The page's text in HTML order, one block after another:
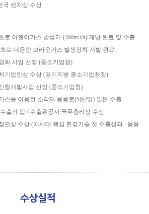
국 벤처상 수상
로 이앤이가스 발생기 (300m3/h) 개발 완료 및 수출
로 대용량 브라운가스 발생장치 개발 완료
화 사업 선정 (중소기업청)
기업인상 수상 (경기지방 중소기업청장)
형개발사업 선정 (중소기업청)
스를 이용한 소각재 용융로(5톤/일) 일본 수출
출의 탑 / 수출유공자 국무총리상 수상
관상 수상 (차세대 핵심 환경기술 첫 수출성과 : 용융
수상실적